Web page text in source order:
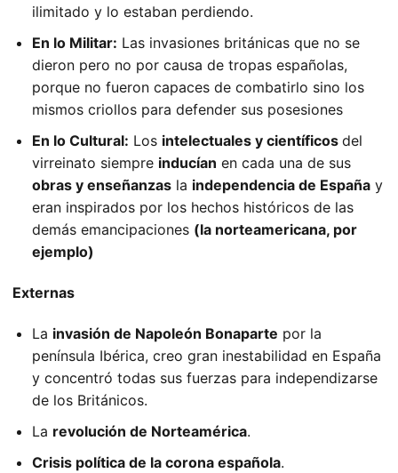
ilimitado y lo estaban perdiendo.
En lo Militar: Las invasiones británicas que no se
dieron pero no por causa de tropas españolas,
porque no fueron capaces de combatirlo sino los
mismos criollos para defender sus posesiones
En lo Cultural: Los intelectuales y científicos del
virreinato siempre inducían en cada una de sus
obras y enseñanzas la independencia de España y
eran inspirados por los hechos históricos de las
demás emancipaciones (la norteamericana, por
ejemplo)
Externas
La invasión de Napoleón Bonaparte por la
península Ibérica, creo gran inestabilidad en España
y concentró todas sus fuerzas para independizarse
de los Británicos.
La revolución de Norteamérica.
Crisis política de la corona española.